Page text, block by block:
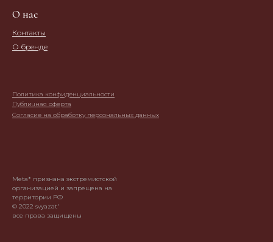
Политика конфиденциальности
Публичная оферта
О нас
Контакты
О бренде
Согласие на обработку персональных данных
Meta* признана экстремистской
организацией и запрещена на
территории РФ
© 2022 svyazat'
все права защищены